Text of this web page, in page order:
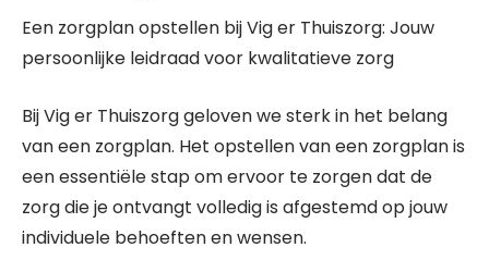
Een zorgplan opstellen bij Vig er Thuiszorg: Jouw
persoonlijke leidraad voor kwalitatieve zorg
Bij Vig er Thuiszorg geloven we sterk in het belang
van een zorgplan. Het opstellen van een zorgplan is
een essentiële stap om ervoor te zorgen dat de
zorg die je ontvangt volledig is afgestemd op jouw
individuele behoeften en wensen.